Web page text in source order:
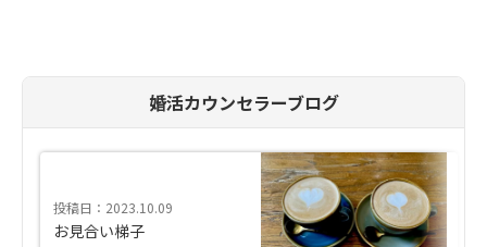
婚活カウンセラーブログ
投稿日：2023.10.09
お見合い梯子